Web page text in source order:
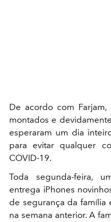
De acordo com
montados e
esperaram um dia
para evitar qualquer
COVID-19.
Toda segunda-feira,
entrega iPhones
de segurança da família
na semana anterior. A